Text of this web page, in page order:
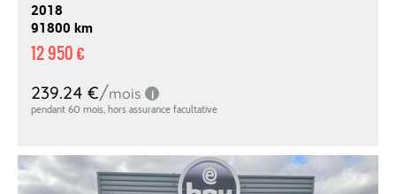
2018
91800 km
12 950 €